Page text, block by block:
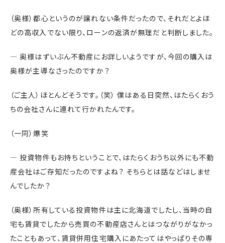
（奥様）都心というのが譲れない条件だったので、それだとよほ
どの高収入でない限り、ローンの返済が無理だと判断しました。
― 奥様はずいぶん不動産にお詳しいようですが、今回の購入は
奥様が主導なさったのですか？
（ご主人）ほとんどそうです。（笑） 僕はある日突然、はたらくおう
ちの会社さんに連れて行かれたんです。
（一同）爆笑
― 投資物件もお持ちということで、はたらくおうち以外にも不動
産会社はご存知だったのですよね？ そちらとは話などはしませ
んでしたか？
（奥様）所有している投資物件は主に北海道でしたし、当時の自
宅も賃貸でしたから売買の不動産店さんとはつながりがなかっ
たこともあって、賃貸併用住宅購入にあたってはやっぱりその専